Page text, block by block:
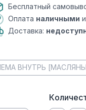
Бесплатный
Оплата наличными
Доставка:
ВНУТРЬ